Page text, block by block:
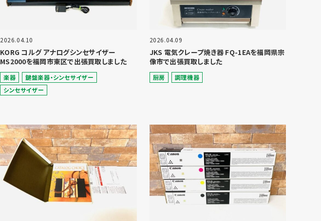
2026.04.10
KORG コルグ アナログシンセサイザー
MS2000を福岡市東区で出張買取しました
楽器
鍵盤楽器・シンセサイザー
シンセサイザー
2026.04.09
JKS 電気クレープ焼き器 FQ-1EAを福岡県宗
像市で出張買取しました
厨房 調理機器